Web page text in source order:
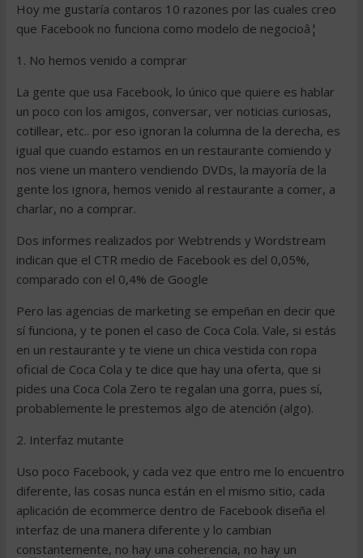
Hoy me gustaría contaros 10 razones por las cuales creo
que Facebook no funciona como modelo de negocioâ¦
1. No hemos venido a comprar
La gente que usa Facebook, lo único que quiere es hablar
un poco con los amigos, conversar, ver noticias curiosas,
cotillear, etc.. por eso ignoran la columna de la derecha, es
igual que cuando estamos en un restaurante comiendo y
nos viene un mantero vendiendo DVDs, la mayoría de la
gente los ignora, hemos venido al restaurante a comer, a
charlar, no a comprar.
Dos informes realizados por Webtrends y Wordstream
indican que el CTR medio de Facebook es del 0,05%,
comparado con el 0,4% de Google
Pero las agencias de marketing se empeñan en decir que
sí funciona, y te ponen el caso de Coca Cola. Vale, si estás
en un restaurante y te viene un chica vestida con ropa
oficial de Coca Cola y te dice que hay una oferta, que si
pides una Coca Cola Zero te regalan una gorra, pues sí,
probablemente le prestemos algo de atención (algo).
2. Interfaz mutante
Uso poco Facebook, y cada vez que entro me lo encuentro
diferente, las cosas nunca están en el mismo sitio, cada
aplicación de ecommerce dentro de Facebook diseña el
interfaz de una manera diferente y lo cambian
constantemente, no hay una coherencia, no hay un